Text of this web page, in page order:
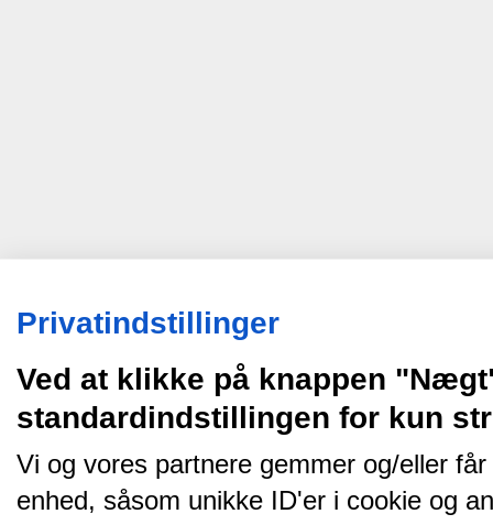
Privatindstillinger
Ved at klikke på knappen
standardindstillingen for kun
Vi og vores partnere gemmer og/eller
enhed, såsom unikke ID'er i cookie og